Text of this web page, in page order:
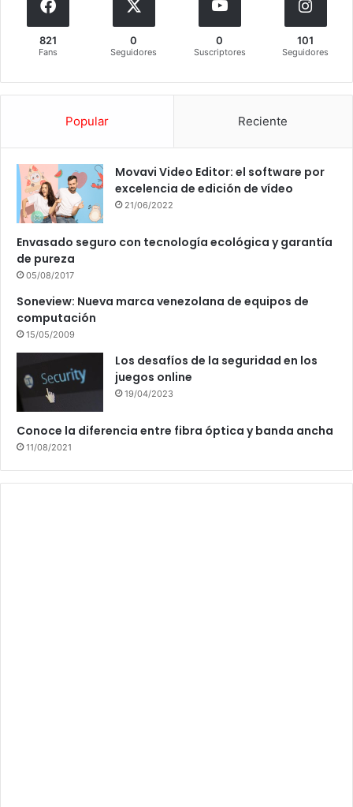
821
Fans
0
Seguidores
0
Suscriptores
101
Seguidores
Popular Reciente
Movavi Video Editor: el software por
excelencia de edición de vídeo
21/06/2022
Envasado seguro con tecnología ecológica y garantía
de pureza
05/08/2017
Soneview: Nueva marca venezolana de equipos de
computación
15/05/2009
Los desafíos de la seguridad en los
juegos online
19/04/2023
Conoce la diferencia entre fibra óptica y banda ancha
11/08/2021